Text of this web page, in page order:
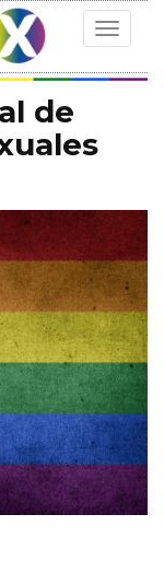
Toggle
de